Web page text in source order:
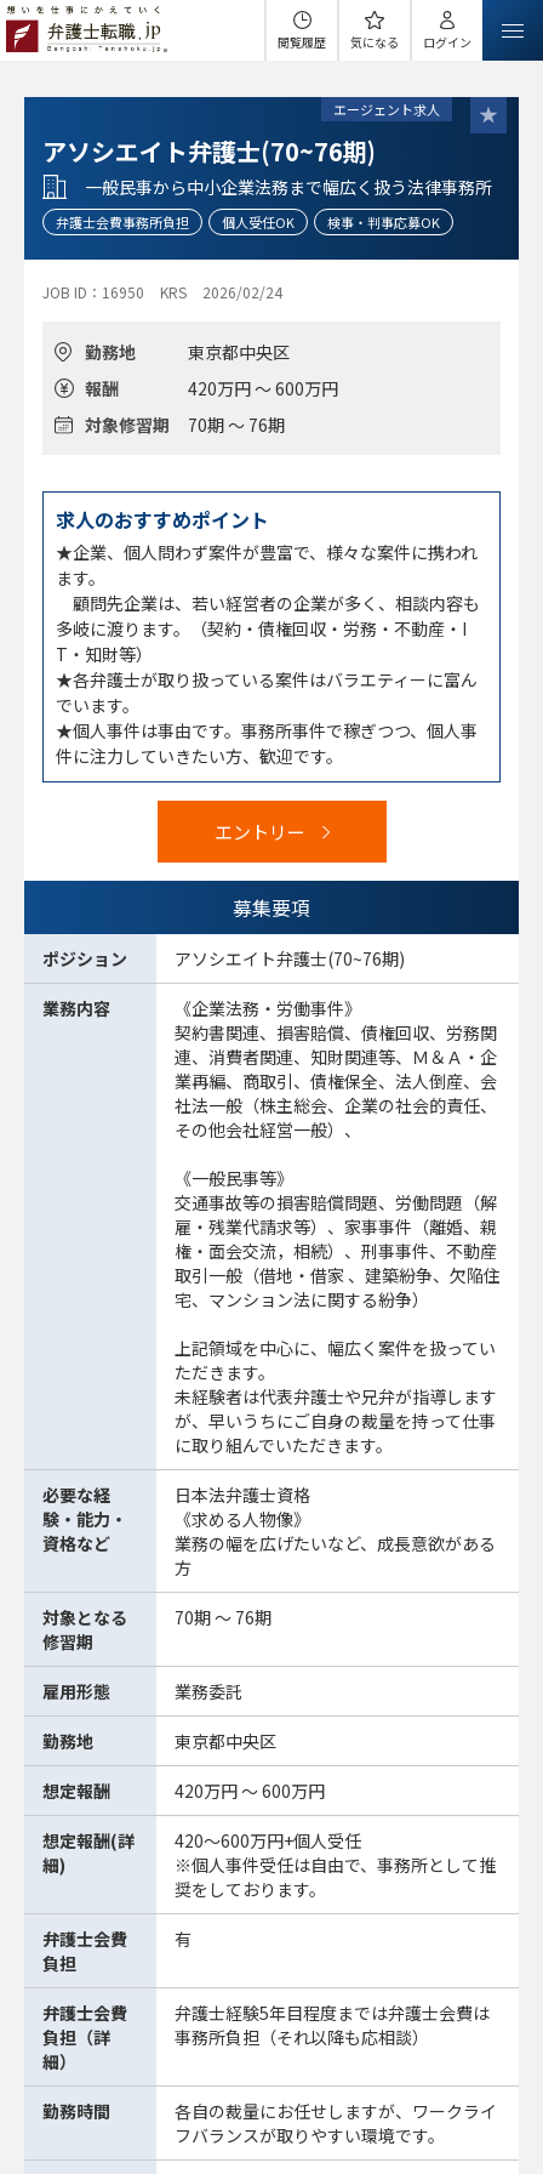
閲覧履歴 気になる ログイン
エージェント求人
アソシエイト弁護士(70~76期)
一般民事から中小企業法務まで幅広く扱う法律事務所
弁護士会費事務所負担 個人受任OK 検事・判事応募OK
JOB ID：16950 KRS 2026/02/24
勤務地
東京都中央区
報酬
420万円 ～ 600万円
対象修習期
70期 ～ 76期
求人のおすすめポイント
★企業、個人問わず案件が豊富で、様々な案件に携われ
ます。
顧問先企業は、若い経営者の企業が多く、相談内容も
多岐に渡ります。（契約・債権回収・労務・不動産・I
T・知財等）
★各弁護士が取り扱っている案件はバラエティーに富ん
でいます。
★個人事件は事由です。事務所事件で稼ぎつつ、個人事
件に注力していきたい方、歓迎です。
エントリー
募集要項
ポジション アソシエイト弁護士(70~76期)
業務内容
《企業法務・労働事件》
契約書関連、損害賠償、債権回収、労務関
連、消費者関連、知財関連等、Ｍ＆Ａ・企
業再編、商取引、債権保全、法人倒産、会
社法一般（株主総会、企業の社会的責任、
その他会社経営一般）、
《一般民事等》
交通事故等の損害賠償問題、労働問題（解
雇・残業代請求等）、家事事件（離婚、親
権・面会交流，相続）、刑事事件、不動産
取引一般（借地・借家 、建築紛争、欠陥住
宅、マンション法に関する紛争）
上記領域を中心に、幅広く案件を扱ってい
ただきます。
未経験者は代表弁護士や兄弁が指導します
が、早いうちにご自身の裁量を持って仕事
に取り組んでいただきます。
必要な経
験・能力・
資格など
日本法弁護士資格
《求める人物像》
業務の幅を広げたいなど、成長意欲がある
方
対象となる
修習期
70期 ～ 76期
雇用形態 業務委託
勤務地 東京都中央区
想定報酬 420万円 ～ 600万円
想定報酬(詳
細)
420～600万円+個人受任
※個人事件受任は自由で、事務所として推
奨をしております。
弁護士会費
負担
有
弁護士会費
負担（詳
細）
弁護士経験5年目程度までは弁護士会費は
事務所負担（それ以降も応相談）
勤務時間
各自の裁量にお任せしますが、ワークライ
フバランスが取りやすい環境です。